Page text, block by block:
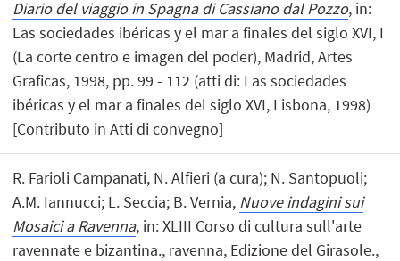
Diario del viaggio in Spagna di Cassiano dal Pozzo, in:
Las sociedades ibéricas y el mar a finales del siglo XVI, I
(La corte centro e imagen del poder), Madrid, Artes
Graficas, 1998, pp. 99 - 112 (atti di: Las sociedades
ibéricas y el mar a finales del siglo XVI, Lisbona, 1998)
[Contributo in Atti di convegno]
R. Farioli Campanati, N. Alfieri (a cura); N. Santopuoli;
A.M. Iannucci; L. Seccia; B. Vernia, Nuove indagini sui
Mosaici a Ravenna, in: XLIII Corso di cultura sull'arte
ravennate e bizantina., ravenna, Edizione del Girasole.,